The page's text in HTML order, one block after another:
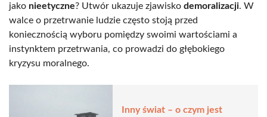
jako nieetyczne? Utwór ukazuje zjawisko demoralizacji. W
walce o przetrwanie ludzie często stoją przed
koniecznością wyboru pomiędzy swoimi wartościami a
instynktem przetrwania, co prowadzi do głębokiego
kryzysu moralnego.
Inny świat – o czym jest